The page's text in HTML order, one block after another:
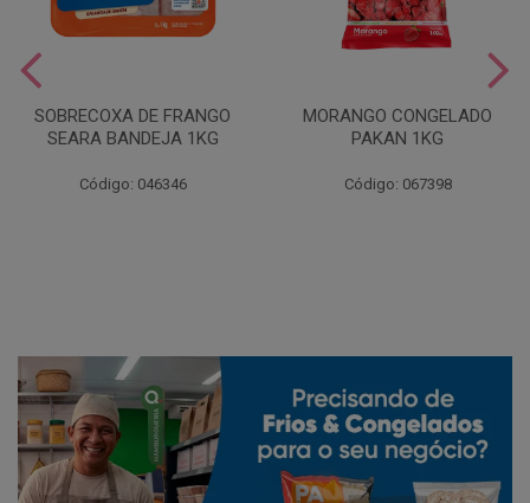
SOBRECOXA DE FRANGO
SEARA BANDEJA 1KG
Código: 046346
MORANGO CONGELADO
PAKAN 1KG
Código: 067398